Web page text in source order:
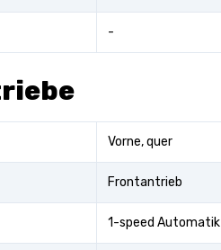
-
Vorne, quer
Frontantrieb
1-speed Automatik